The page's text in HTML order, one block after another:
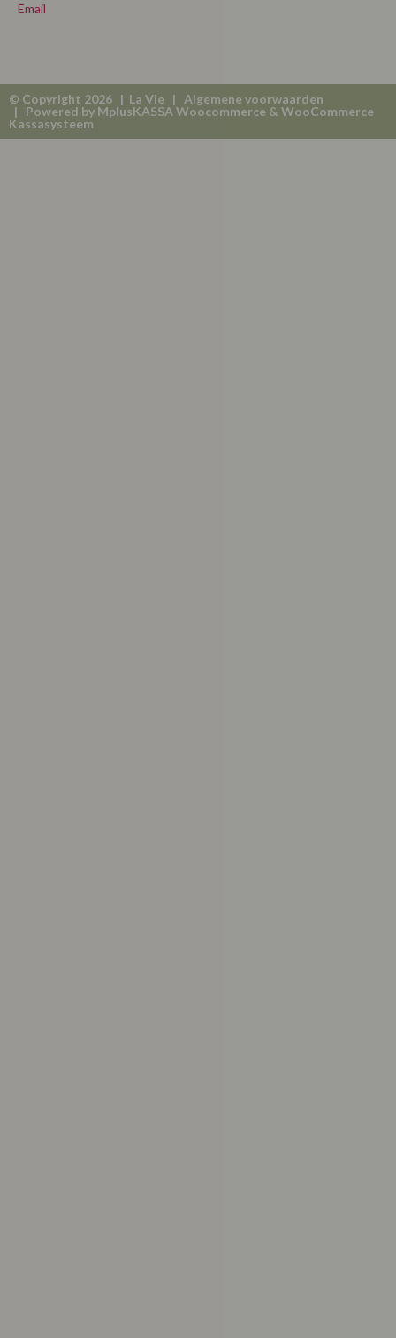
Email
© Copyright 2026 | La Vie | Algemene voorwaarden
| Powered by MplusKASSA Woocommerce & WooCommerce
Kassasysteem